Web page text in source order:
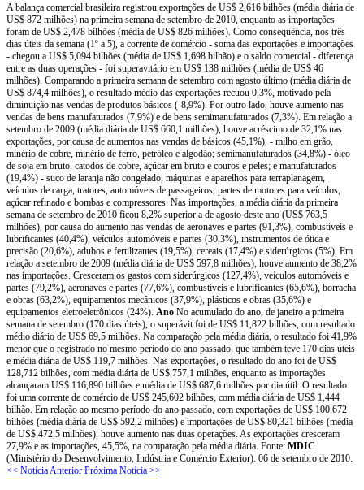
A balança comercial brasileira registrou exportações de US$ 2,616 bilhões (média diária de
US$ 872 milhões) na primeira semana de setembro de 2010, enquanto as importações
foram de US$ 2,478 bilhões (média de US$ 826 milhões). Como consequência, nos três
dias úteis da semana (1º a 5), a corrente de comércio - soma das exportações e importações
- chegou a US$ 5,094 bilhões (média de US$ 1,698 bilhão) e o saldo comercial - diferença
entre as duas operações - foi superavitário em US$ 138 milhões (média de US$ 46
milhões). Comparando a primeira semana de setembro com agosto último (média diária de
US$ 874,4 milhões), o resultado médio das exportações recuou 0,3%, motivado pela
diminuição nas vendas de produtos básicos (-8,9%). Por outro lado, houve aumento nas
vendas de bens manufaturados (7,9%) e de bens semimanufaturados (7,3%). Em relação a
setembro de 2009 (média diária de US$ 660,1 milhões), houve acréscimo de 32,1% nas
exportações, por causa de aumentos nas vendas de básicos (45,1%), - milho em grão,
minério de cobre, minério de ferro, petróleo e algodão; semimanufaturados (34,8%) - óleo
de soja em bruto, catodos de cobre, açúcar em bruto e couros e peles; e manufaturados
(19,4%) - suco de laranja não congelado, máquinas e aparelhos para terraplanagem,
veículos de carga, tratores, automóveis de passageiros, partes de motores para veículos,
açúcar refinado e bombas e compressores. Nas importações, a média diária da primeira
semana de setembro de 2010 ficou 8,2% superior a de agosto deste ano (US$ 763,5
milhões), por causa do aumento nas vendas de aeronaves e partes (91,3%), combustíveis e
lubrificantes (40,4%), veículos automóveis e partes (30,3%), instrumentos de ótica e
precisão (20,6%), adubos e fertilizantes (19,5%), cereais (17,4%) e siderúrgicos (5%). Em
relação a setembro de 2009 (média diária de US$ 597,8 milhões), houve aumento de 38,2%
nas importações. Cresceram os gastos com siderúrgicos (127,4%), veículos automóveis e
partes (79,2%), aeronaves e partes (77,6%), combustíveis e lubrificantes (65,6%), borracha
e obras (63,2%), equipamentos mecânicos (37,9%), plásticos e obras (35,6%) e
equipamentos eletroeletrônicos (24%). Ano No acumulado do ano, de janeiro a primeira
semana de setembro (170 dias úteis), o superávit foi de US$ 11,822 bilhões, com resultado
médio diário de US$ 69,5 milhões. Na comparação pela média diária, o resultado foi 41,9%
menor que o registrado no mesmo período do ano passado, que também teve 170 dias úteis
e média diária de US$ 119,7 milhões. Nas exportações, o resultado do ano foi de US$
128,712 bilhões, com média diária de US$ 757,1 milhões, enquanto as importações
alcançaram US$ 116,890 bilhões e média de US$ 687,6 milhões por dia útil. O resultado
foi uma corrente de comércio de US$ 245,602 bilhões, com média diária de US$ 1,444
bilhão. Em relação ao mesmo período do ano passado, com exportações de US$ 100,672
bilhões (média diária de US$ 592,2 milhões) e importações de US$ 80,321 bilhões (média
de US$ 472,5 milhões), houve aumento nas duas operações. As exportações cresceram
27,9% e as importações, 45,5%, na comparação pela média diária. Fonte: MDIC
(Ministério do Desenvolvimento, Indústria e Comércio Exterior). 06 de setembro de 2010.
<< Notícia Anterior Próxima Notícia >>